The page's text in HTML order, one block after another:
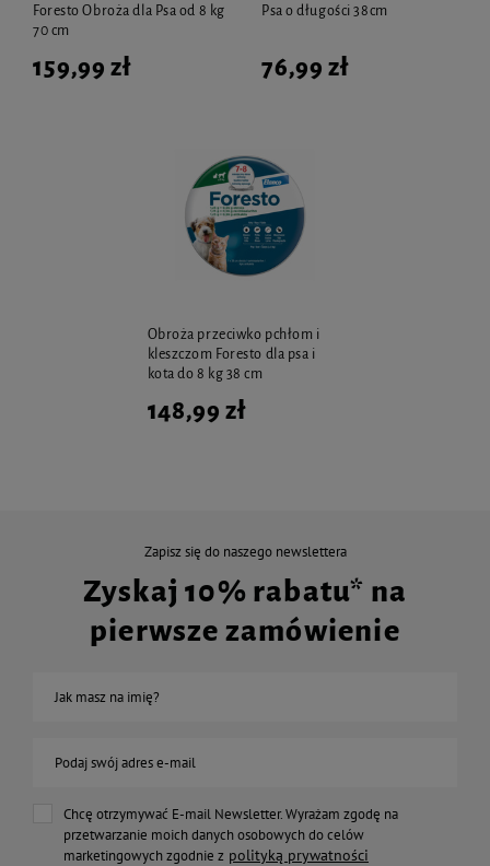
Foresto Obroża dla Psa od 8 kg
70 cm
159,99 zł
Psa o długości 38cm
76,99 zł
Obroża przeciwko pchłom i
kleszczom Foresto dla psa i
kota do 8 kg 38 cm
148,99 zł
Zapisz się do naszego newslettera
Zyskaj 10% rabatu* na
pierwsze zamówienie
Jak masz na imię?
Podaj swój adres e-mail
Chcę otrzymywać E-mail Newsletter. Wyrażam zgodę na
przetwarzanie moich danych osobowych do celów
marketingowych zgodnie z polityką prywatności